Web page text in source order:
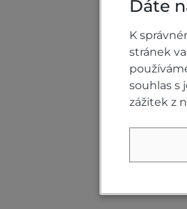
Dáte
K
stránek
souhlas s
zážitek z